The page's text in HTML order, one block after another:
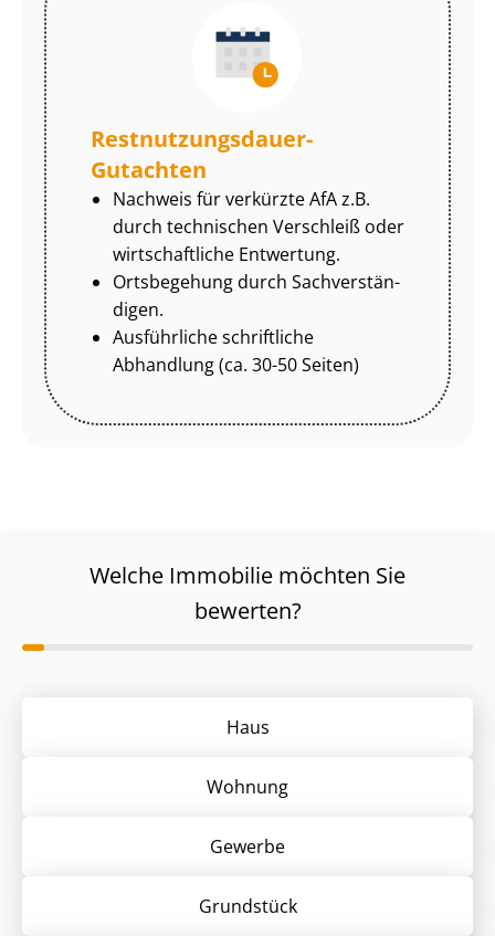
Rest­nut­zungs­dau­er-
Gutachten
Nachweis für verkürzte AfA z.B.
durch technischen Verschleiß oder
wirtschaftliche Entwertung.
Ortsbegehung durch Sach­ver­stän­
di­gen.
Ausführliche schriftliche
Abhandlung (ca. 30-50 Seiten)
Welche Immobilie möchten Sie
bewerten?
Haus
Wohnung
Gewerbe
Grund­stück